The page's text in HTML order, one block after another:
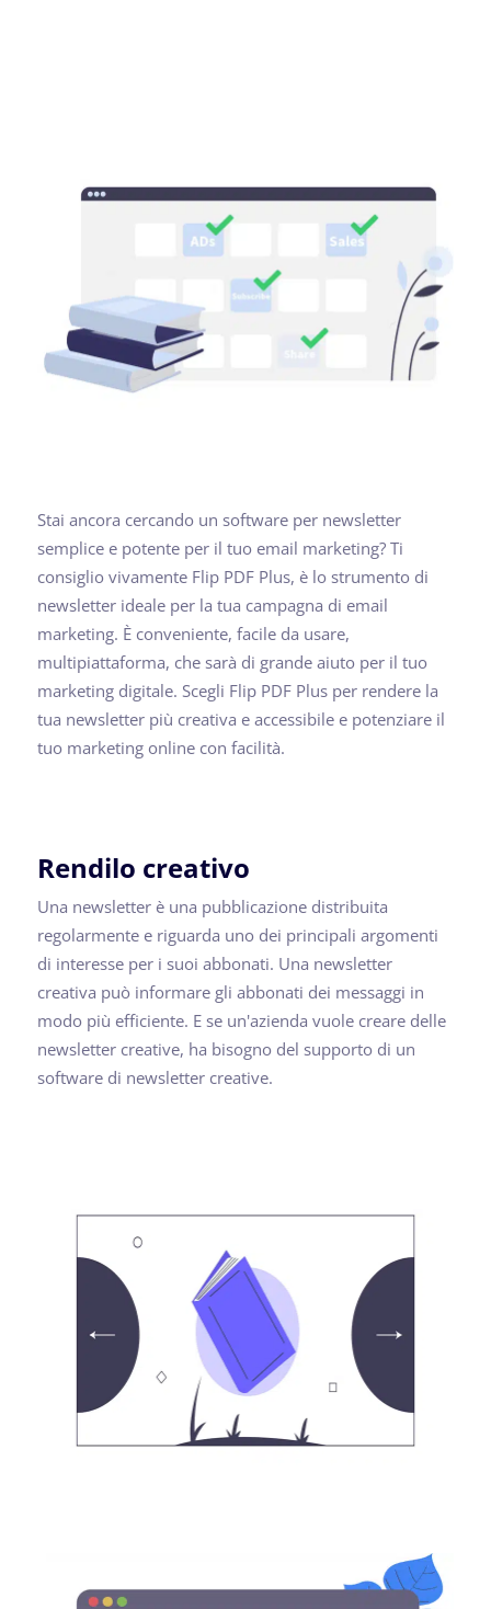
Stai ancora cercando un software per newsletter
semplice e potente per il tuo email marketing? Ti
consiglio vivamente Flip PDF Plus, è lo strumento di
newsletter ideale per la tua campagna di email
marketing. È conveniente, facile da usare,
multipiattaforma, che sarà di grande aiuto per il tuo
marketing digitale. Scegli Flip PDF Plus per rendere la
tua newsletter più creativa e accessibile e potenziare il
tuo marketing online con facilità.
Rendilo creativo
Una newsletter è una pubblicazione distribuita
regolarmente e riguarda uno dei principali argomenti
di interesse per i suoi abbonati. Una newsletter
creativa può informare gli abbonati dei messaggi in
modo più efficiente. E se un'azienda vuole creare delle
newsletter creative, ha bisogno del supporto di un
software di newsletter creative.